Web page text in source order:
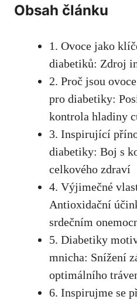
Obsah článku
1. Ovoce jako
diabetiků: Zdroj
2. Proč​ jsou
pro diabetiky:
kontrola hladiny
3. Inspirující
diabetiky: Boj s
celkového zdraví
4. Výjimečné
⁤Antioxidační
srdečním
5. Diabetiky
⁤mnicha: Snížení
⁤optimálního
6. Inspirujme se